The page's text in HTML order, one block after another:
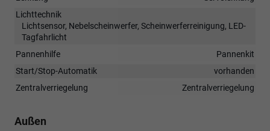
Lichttechnik
Lichtsensor, Nebelscheinwerfer, Scheinwerferreinigung, LED-
Tagfahrlicht
Pannenhilfe
Pannenkit
Start/Stop-Automatik
vorhanden
Zentralverriegelung
Zentralverriegelung
Außen